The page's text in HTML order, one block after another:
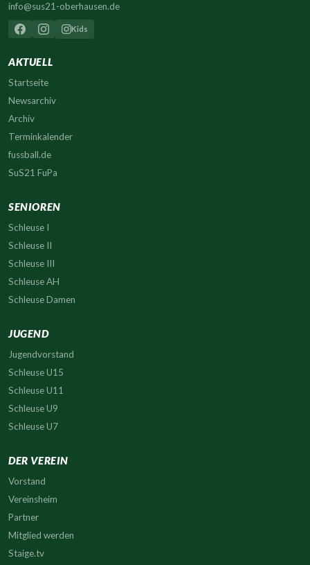
info@sus21-oberhausen.de
Kids
AKTUELL
Startseite
Newsarchiv
Archiv
Terminkalender
fussball.de
SuS21 FuPa
SENIOREN
Schleuse I
Schleuse II
Schleuse III
Schleuse AH
Schleuse Damen
JUGEND
Jugendvorstand
Schleuse U15
Schleuse U11
Schleuse U9
Schleuse U7
DER VEREIN
Vorstand
Vereinsheim
Partner
Mitglied werden
Staige.tv